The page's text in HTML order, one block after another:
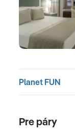
Planet FUN
Pre páry